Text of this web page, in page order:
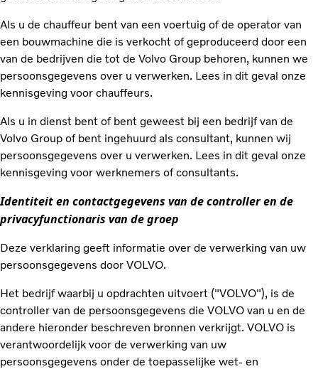
Als u de chauffeur bent van een voertuig of de operator van
een bouwmachine die is verkocht of geproduceerd door een
van de bedrijven die tot de Volvo Group behoren, kunnen we
persoonsgegevens over u verwerken. Lees in dit geval onze
kennisgeving voor chauffeurs.
Als u in dienst bent of bent geweest bij een bedrijf van de
Volvo Group of bent ingehuurd als consultant, kunnen wij
persoonsgegevens over u verwerken. Lees in dit geval onze
kennisgeving voor werknemers of consultants.
Identiteit en contactgegevens van de controller en de
privacyfunctionaris van de groep
Deze verklaring geeft informatie over de verwerking van uw
persoonsgegevens door VOLVO.
Het bedrijf waarbij u opdrachten uitvoert ("VOLVO"), is de
controller van de persoonsgegevens die VOLVO van u en de
andere hieronder beschreven bronnen verkrijgt. VOLVO is
verantwoordelijk voor de verwerking van uw
persoonsgegevens onder de toepasselijke wet- en